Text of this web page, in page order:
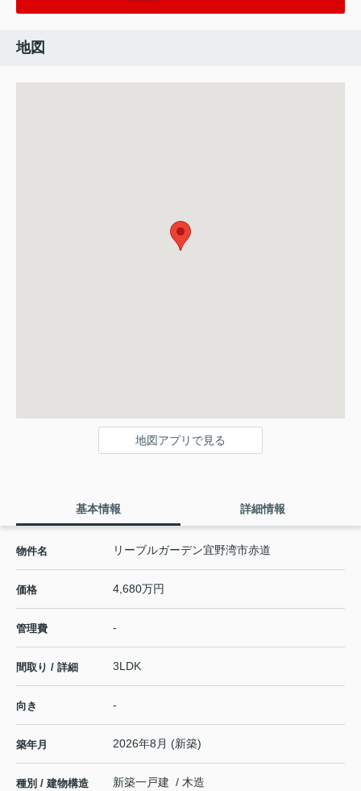
地図
地図アプリで見る
基本情報 詳細情報
物件名 リーブルガーデン宜野湾市赤道
価格 4,680万円
管理費 -
間取り / 詳細 3LDK
向き -
築年月 2026年8月 (新築)
種別 / 建物構造 新築一戸建 / 木造